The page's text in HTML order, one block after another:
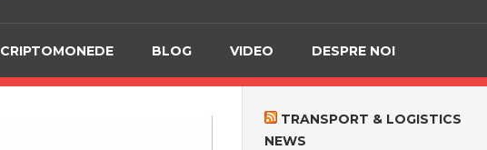
CRIPTOMONEDE BLOG VIDEO DESPRE NOI
TRANSPORT & LOGISTICS
NEWS